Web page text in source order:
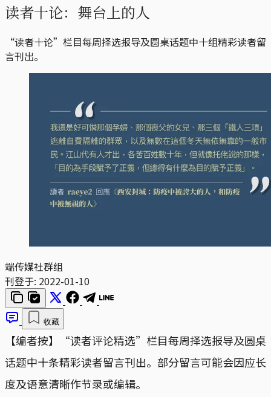
读者十论：舞台上的人
“读者十论”栏目每周择选报导及圆桌话题中十组精彩读者留
言刊出。
端传媒社群组
刊登于: 2022-01-10
收藏
【编者按】“读者评论精选”栏目每周择选报导及圆桌
话题中十条精彩读者留言刊出。部分留言可能会因应长
度及语意清晰作节录或编辑。